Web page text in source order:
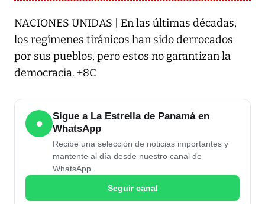
NACIONES UNIDAS | En las últimas décadas,
los regímenes tiránicos han sido derrocados
por sus pueblos, pero estos no garantizan la
democracia. +8C
●
Sigue a La Estrella de Panamá en
WhatsApp
Recibe una selección de noticias importantes y
mantente al día desde nuestro canal de
WhatsApp.
Seguir canal